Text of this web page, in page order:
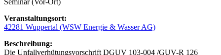
Veranstaltungsort:
42281 Wuppertal (WSW Energie & Wasser AG)
Beschreibung:
Die Unfallverhütungsvorschrift DGUV 103-004 /GUV-R 126